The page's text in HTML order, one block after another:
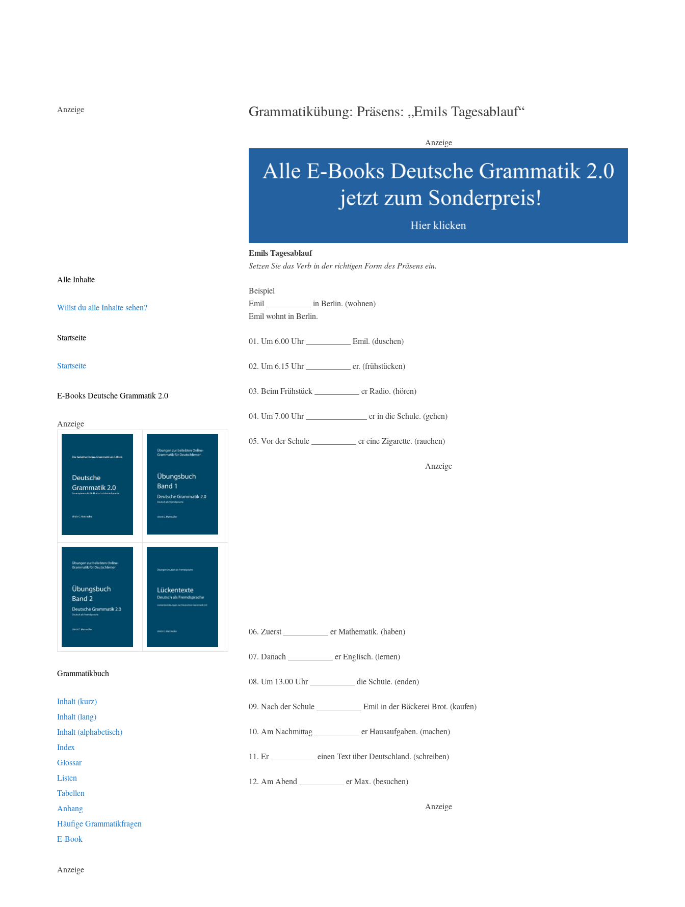
Grammatikübung: Präsens: „Emils Tagesablauf“
Anzeige
Emils Tagesablauf
Setzen Sie das Verb in der richtigen Form des Präsens ein.
Beispiel
Emil ___________ in Berlin. (wohnen)
Emil wohnt in Berlin.
01. Um 6.00 Uhr ___________ Emil. (duschen)
02. Um 6.15 Uhr ___________ er. (frühstücken)
03. Beim Frühstück ___________ er Radio. (hören)
04. Um 7.00 Uhr _______________ er in die Schule. (gehen)
05. Vor der Schule ___________ er eine Zigarette. (rauchen)
Anzeige
06. Zuerst ___________ er Mathematik. (haben)
07. Danach ___________ er Englisch. (lernen)
08. Um 13.00 Uhr ___________ die Schule. (enden)
09. Nach der Schule ___________ Emil in der Bäckerei Brot. (kaufen)
10. Am Nachmittag ___________ er Hausaufgaben. (machen)
11. Er ___________ einen Text über Deutschland. (schreiben)
12. Am Abend ___________ er Max. (besuchen)
Anzeige
Anzeige
Alle Inhalte
Willst du alle Inhalte sehen?
Startseite
Startseite
E-Books Deutsche Grammatik 2.0
Anzeige
Grammatikbuch
Inhalt (kurz)
Inhalt (lang)
Inhalt (alphabetisch)
Index
Glossar
Listen
Tabellen
Anhang
Häufige Grammatikfragen
E-Book
Anzeige